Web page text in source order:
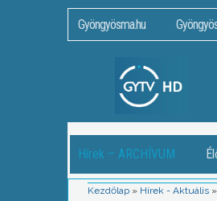
Gyöngyösma.hu
Hírek – ARCHÍVUM
Kezdőlap » Hírek - Aktuális »